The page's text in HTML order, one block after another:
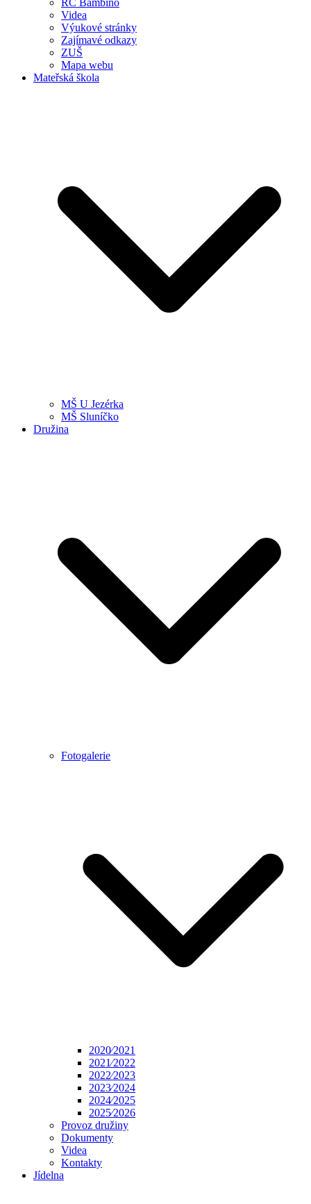
Videa
Výukové stránky
Zajímavé odkazy
ZUŠ
Mapa webu
Mateřská škola
MŠ U Jezérka
MŠ Sluníčko
Družina
Fotogalerie
2020⁄2021
2021⁄2022
2022⁄2023
2023⁄2024
2024⁄2025
2025⁄2026
Provoz družiny
Dokumenty
Videa
Kontakty
Jídelna